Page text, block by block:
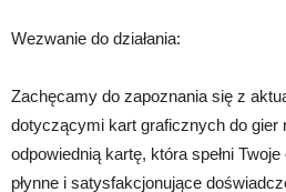
Wezwanie do działania:
Zachęcamy do zapoznania się z
dotyczącymi kart graficznych do gier
odpowiednią kartę, która spełni
płynne i satysfakcjonujące